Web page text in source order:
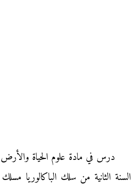
درس في مادة علوم الحياة والأرض
السنة الثانية من سلك الباكالوريا مسلك